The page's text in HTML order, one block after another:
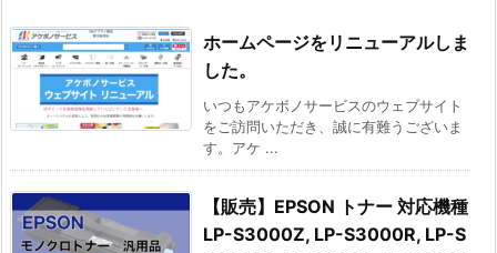
ホームページをリニューアルしま
した。
いつもアケボノサービスのウェブサイト
をご訪問いただき、誠に有難うございま
す。アケ ...
【販売】EPSON トナー 対応機種
LP-S3000Z, LP-S3000R, LP-S